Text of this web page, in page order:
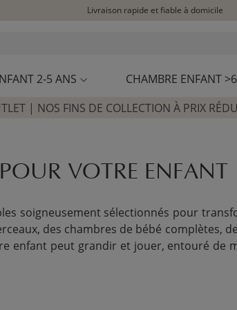
Livraison rapide et fiable à domicile
2-5 ANS CHAMBRE ENFANT
| NOS FINS DE COLLECTION À PRIX
VOTRE ENFANT
soigneusement sélectionnés pour
des chambres de bébé complètes,
enfant peut grandir et jouer, entouré de